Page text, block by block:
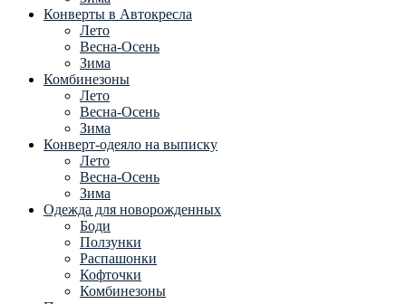
Конверты в Автокресла
Лето
Весна-Осень
Зима
Комбинезоны
Лето
Весна-Осень
Зима
Конверт-одеяло на выписку
Лето
Весна-Осень
Зима
Одежда для новорожденных
Боди
Ползунки
Распашонки
Кофточки
Комбинезоны